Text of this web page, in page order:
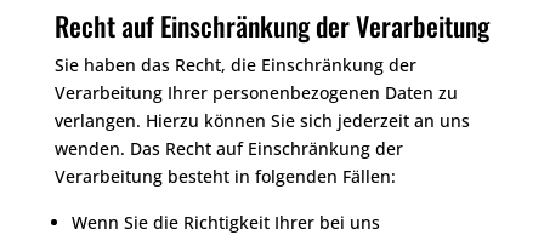
Recht auf Einschränkung der Verarbeitung
Sie haben das Recht, die Einschränkung der
Verarbeitung Ihrer personenbezogenen Daten zu
verlangen. Hierzu können Sie sich jederzeit an uns
wenden. Das Recht auf Einschränkung der
Verarbeitung besteht in folgenden Fällen:
Wenn Sie die Richtigkeit Ihrer bei uns